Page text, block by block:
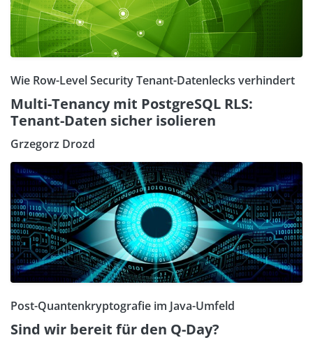
Wie Row-Level Security Tenant-Datenlecks verhindert
Multi-Tenancy mit PostgreSQL RLS:
Tenant-Daten sicher isolieren
Grzegorz Drozd
Post-Quantenkryptografie im Java-Umfeld
Sind wir bereit für den Q-Day?